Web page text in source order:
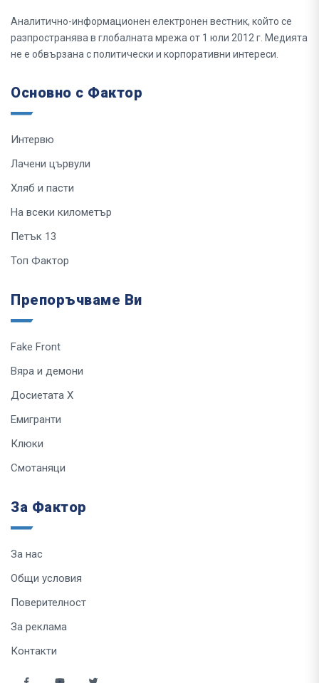
Аналитично-информационен електронен вестник, който се
разпространява в глобалната мрежа от 1 юли 2012 г. Медията
не е обвързана с политически и корпоративни интереси.
Основно с Фактор
Интервю
Лачени цървули
Хляб и пасти
На всеки километър
Петък 13
Топ Фактор
Препоръчваме Ви
Fake Front
Вяра и демони
Досиетата Х
Емигранти
Клюки
Смотаняци
За Фактор
За нас
Общи условия
Поверителност
За реклама
Контакти